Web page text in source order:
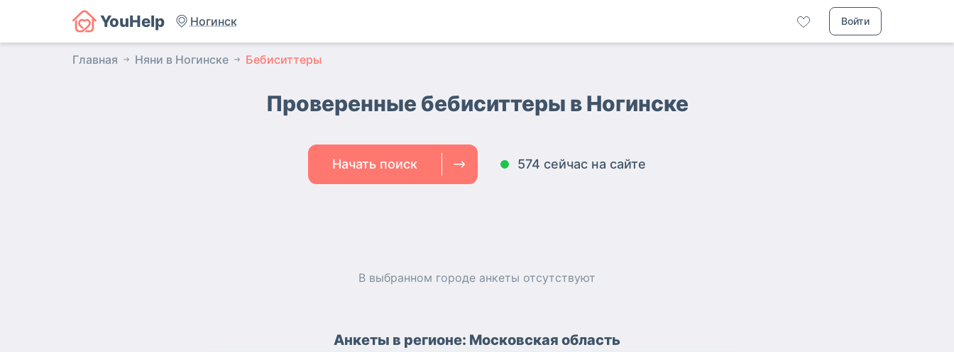
YouHelp Ногинск Войти
Главная Няни в Ногинске Бебиситтеры
Проверенные бебиситтеры в Ногинске
Начать поиск 574 сейчас на сайте
В выбранном городе анкеты отсутствуют
Анкеты в регионе: Московская область